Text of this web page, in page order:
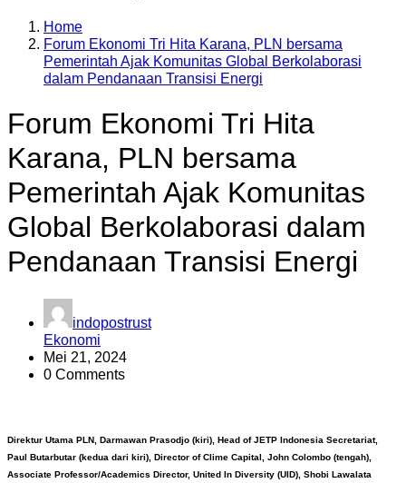
Home
Forum Ekonomi Tri Hita Karana, PLN bersama
Pemerintah Ajak Komunitas Global Berkolaborasi
dalam Pendanaan Transisi Energi
Forum Ekonomi Tri Hita
Karana, PLN bersama
Pemerintah Ajak Komunitas
Global Berkolaborasi dalam
Pendanaan Transisi Energi
indopostrust
Ekonomi
Mei 21, 2024
0 Comments
Direktur Utama PLN, Darmawan Prasodjo (kiri), Head of JETP Indonesia Secretariat,
Paul Butarbutar (kedua dari kiri), Director of Clime Capital, John Colombo (tengah),
Associate Professor/Academics Director, United In Diversity (UID), Shobi Lawalata